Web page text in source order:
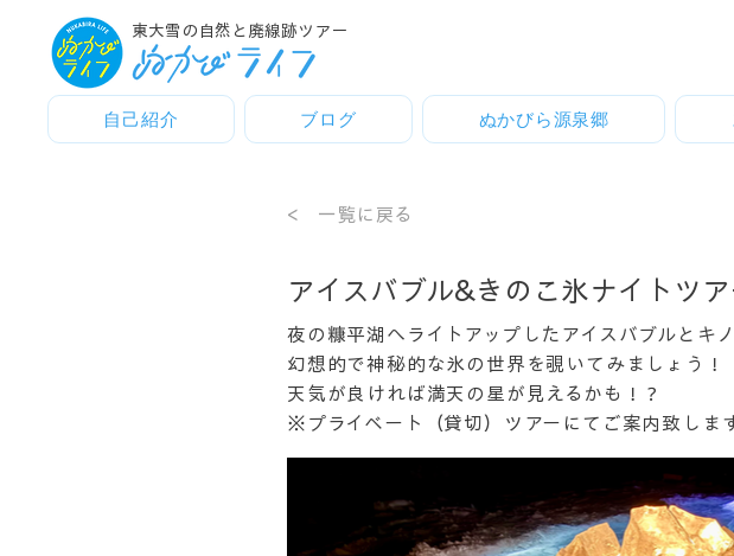
東大雪の自然と廃線跡ツアー
自己紹介 ブログ ぬかびら源泉郷
< 一覧に戻る
アイスバブル&きのこ氷ナイトツア
夜の糠平湖へライトアップしたアイスバブルとキ
​幻想的で神秘的な氷の世界を覗いてみましょう！
​天気が良ければ満天の星が見えるかも！？
※プライベート（貸切）ツアーにてご案内致します